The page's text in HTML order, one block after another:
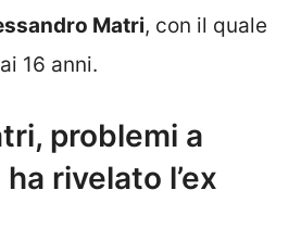
Matri, con il quale
16 anni.
problemi a
rivelato l’ex